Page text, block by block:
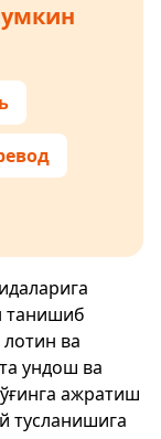
танишиб
ва
ундош ва
ажратиш
тусланишига